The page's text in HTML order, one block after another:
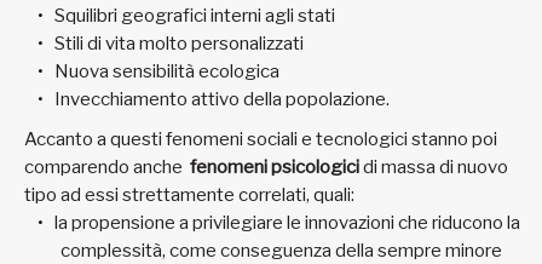
Squilibri geografici interni agli stati
Stili di vita molto personalizzati
Nuova sensibilità ecologica
Invecchiamento attivo della popolazione.
Accanto a questi fenomeni sociali e tecnologici stanno poi
comparendo anche fenomeni psicologicidi massa di nuovo
tipo ad essi strettamente correlati, quali:
la propensione a privilegiare le innovazioni che riducono la
complessità, come conseguenza della sempre minore